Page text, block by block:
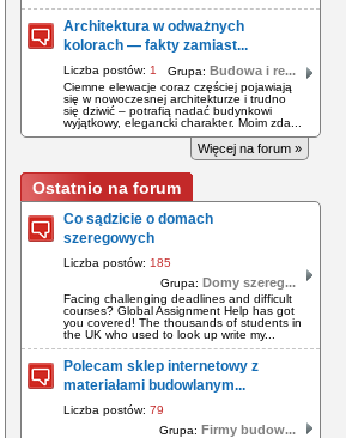
Architektura w odważnych
kolorach — fakty zamiast...
Liczba postów: 1 Grupa: Budowa i re...
Ciemne elewacje coraz częściej pojawiają
się w nowoczesnej architekturze i trudno
się dziwić – potrafią nadać budynkowi
wyjątkowy, elegancki charakter. Moim zda...
Więcej na forum »
Ostatnio na forum
Co sądzicie o domach
szeregowych
Liczba postów: 185
Grupa: Domy szereg...
Facing challenging deadlines and difficult
courses? Global Assignment Help has got
you covered! The thousands of students in
the UK who used to look up write my...
Polecam sklep internetowy z
materiałami budowlanym...
Liczba postów: 79
Grupa: Firmy budow...